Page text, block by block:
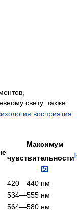
свету, также
восприятия
Максимум
чувствительности
[5]
420—440 нм
534—555 нм
564—580 нм